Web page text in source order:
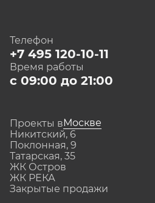
Телефон
+7 495 120-10-11
Время работы
с 09:00 до 21:00
Проекты вМоскве
Никитский, 6
Поклонная, 9
Татарская, 35
ЖК Остров
ЖК РЕКА
Закрытые продажи